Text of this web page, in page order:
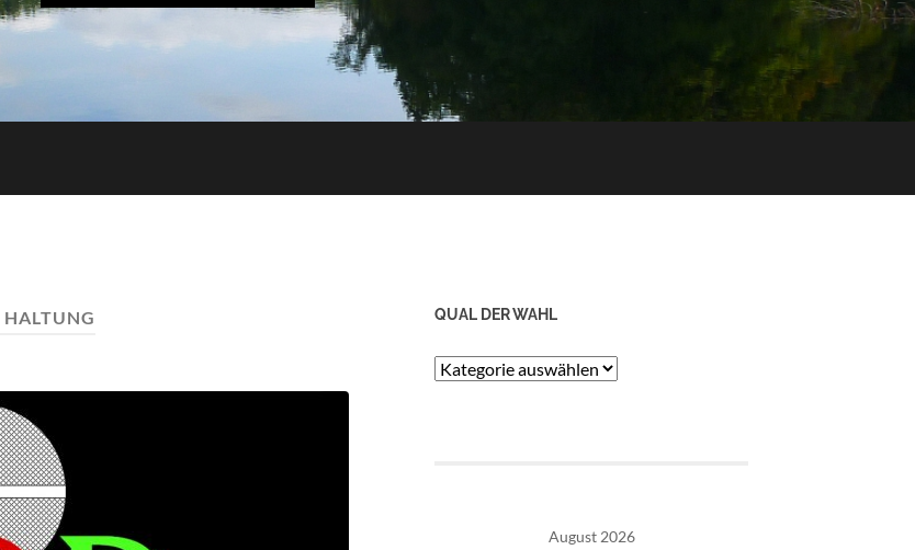
HALTUNG QUAL DER WAHL
Qual
August 2026